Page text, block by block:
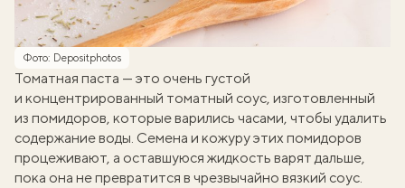
Фото: Depositphotos
Томатная паста — это очень густой
и концентрированный томатный соус, изготовленный
из помидоров, которые варились часами, чтобы удалить
содержание воды. Семена и кожуру этих помидоров
процеживают, а оставшуюся жидкость варят дальше,
пока она не превратится в чрезвычайно вязкий соус.